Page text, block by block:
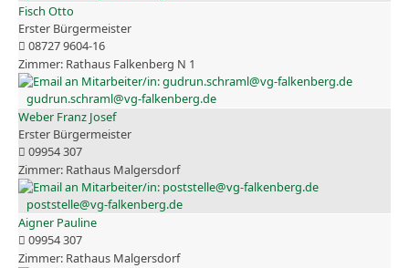
Fisch Otto
Erster Bürgermeister
08727 9604-16
Rathaus Falkenberg N 1
gudrun.schraml@vg-falkenberg.de
Weber Franz Josef
Erster Bürgermeister
09954 307
Rathaus Malgersdorf
poststelle@vg-falkenberg.de
Aigner Pauline
09954 307
Rathaus Malgersdorf